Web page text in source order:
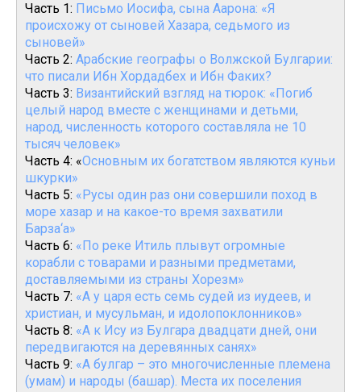
Часть 1: Письмо Иосифа, сына Аарона: «Я
происхожу от сыновей Хазара, седьмого из
сыновей»
Часть 2: Арабские географы о Волжской Булгарии:
что писали Ибн Хордадбех и Ибн Факих?
Часть 3: Византийский взгляд на тюрок: «Погиб
целый народ вместе с женщинами и детьми,
народ, численность которого составляла не 10
тысяч человек»
Часть 4: «Основным их богатством являются куньи
шкурки»
Часть 5: «Русы один раз они совершили поход в
море хазар и на какое-то время захватили
Барза‘а»
Часть 6: «По реке Итиль плывут огромные
корабли с товарами и разными предметами,
доставляемыми из страны Хорезм»
Часть 7: «А у царя есть семь судей из иудеев, и
христиан, и мусульман, и идолопоклонников»
Часть 8: «А к Ису из Булгара двадцати дней, они
передвигаются на деревянных санях»
Часть 9: «А булгар – это многочисленные племена
(умам) и народы (башар). Места их поселения